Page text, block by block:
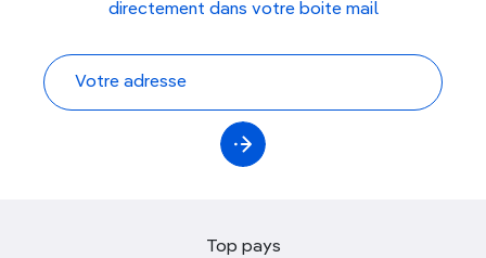
directement dans votre boite mail
Top pays